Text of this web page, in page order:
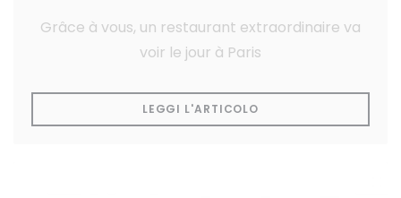
Grâce à vous, un restaurant extraordinaire va
voir le jour à Paris
LEGGI L'ARTICOLO